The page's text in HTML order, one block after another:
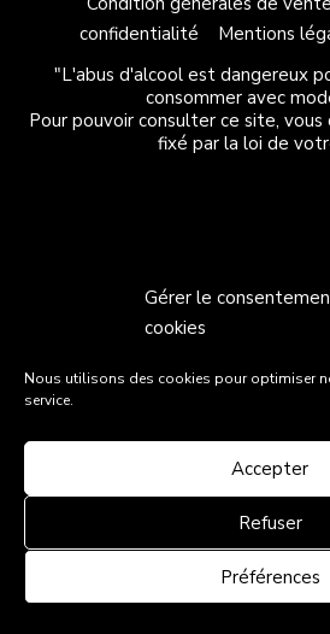
Gérer le
cookies
Nous utilisons des cookies pour optimiser
service.
Accepter
Refuser
Préférences
confidentialité
Mentions
"L'abus d'alcool est dangereux
consommer avec
Pour pouvoir consulter ce site, vous
fixé par la loi de